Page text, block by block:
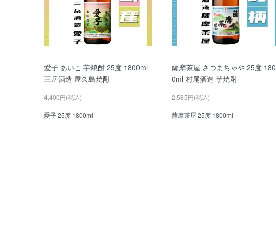
愛子 あいこ 芋焼酎 25度 1800ml
三岳酒造 屋久島焼酎
4,400円(税込)
愛子 25度 1800ml
薩摩茶屋 さつまちゃや 25度 180
0ml 村尾酒造 芋焼酎
2,585円(税込)
薩摩茶屋 25度 1800ml